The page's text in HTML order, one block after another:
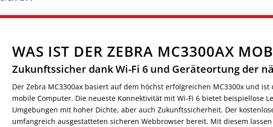
WAS IST DER ZEBRA MC3300AX
Zukunftssicher dank Wi-Fi 6 und Geräteortung der
Der Zebra MC3300ax basiert auf dem höchst erfolgreichen MC3300x und
mobile Computer. Die neueste Konnektivität mit Wi-Fi 6 bietet beispiellose
Umgebungen mit hoher Dichte, aber auch Zukunftssicherheit. Der
umfangreich ausgestatteten sicheren Webbrowser bereit. Mit diesem